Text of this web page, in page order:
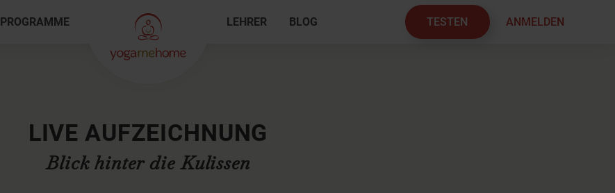
PROGRAMME LEHRER BLOG TESTEN ANMELDEN
LIVE AUFZEICHNUNG
Blick hinter die Kulissen